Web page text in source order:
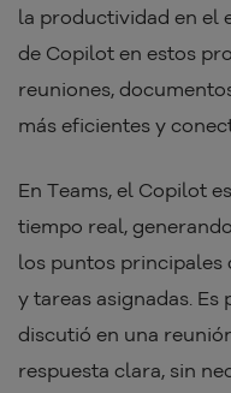
la productividad en el
de Copilot en estos
reuniones,
más eficientes y
En Teams, el Copilot
tiempo real,
los puntos principales
y tareas asignadas.
discutió en una
respuesta clara, sin